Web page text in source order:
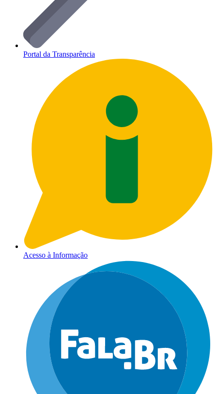
Portal da Transparência
Acesso à Informação